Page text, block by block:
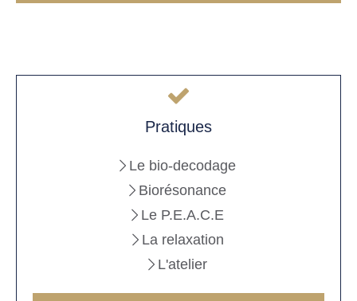
Pratiques
Le bio-decodage
Biorésonance
Le P.E.A.C.E
La relaxation
L'atelier